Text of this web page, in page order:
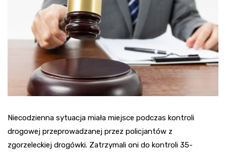
Niecodzienna sytuacja miała miejsce podczas kontroli
drogowej przeprowadzanej przez policjantów z
zgorzeleckiej drogówki. Zatrzymali oni do kontroli 35-